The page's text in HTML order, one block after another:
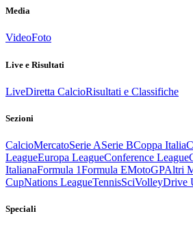
Media
VideoFoto
Live e Risultati
LiveDiretta CalcioRisultati e Classifiche
Sezioni
CalcioMercatoSerie ASerie BCoppa Italia
LeagueEuropa LeagueConference League
ItalianaFormula 1Formula EMotoGPAltri
CupNations LeagueTennisSciVolleyDrive
Speciali